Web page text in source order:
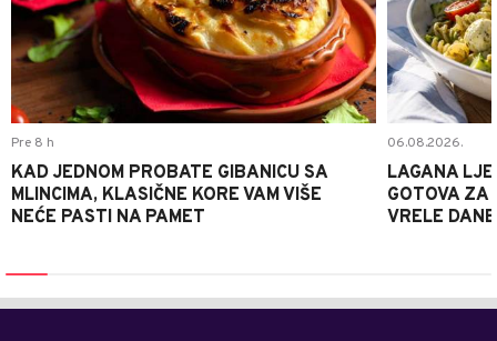
Pre 8 h
KAD JEDNOM PROBATE GIBANICU SA
MLINCIMA, KLASIČNE KORE VAM VIŠE
NEĆE PASTI NA PAMET
06.08.2026.
LAGANA
GOTOVA ZA
VRELE DANE